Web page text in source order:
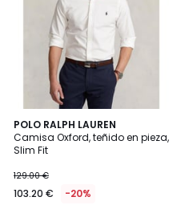
POLO RALPH LAUREN
Camisa Oxford, teñido en pieza,
Slim Fit
129.00 €
103.20 € -20%
4,5
/ 5